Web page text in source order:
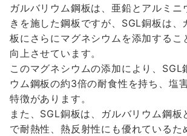
ガルバリウム鋼板は、亜鉛とアルミニ
きを施した鋼板ですが、SGL銅板は、
板にさらにマグネシウムを添加するこ
向上させています。
このマグネシウムの添加により、SGL
ウム鋼板の約3倍の耐食性を持ち、塩
特徴があります。
また、SGL銅板は、ガルバリウム鋼板
で耐熱性、熱反射性にも優れているた